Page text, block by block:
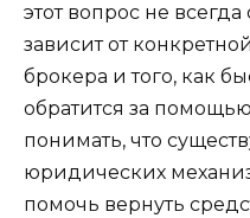
этот вопрос не
зависит от
брокера и того, как
обратится за
понимать, что
юридических
помочь вернуть